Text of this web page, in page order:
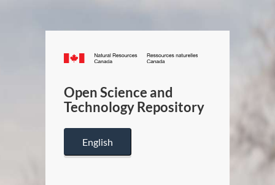
Canada.ca
/
Canada
Open Science and
Technology Repository
English